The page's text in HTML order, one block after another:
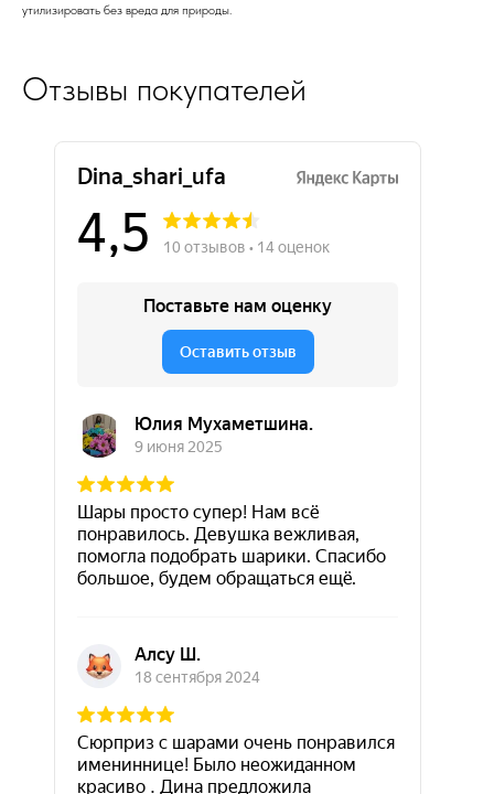
утилизировать без вреда для природы.
Отзывы покупателей